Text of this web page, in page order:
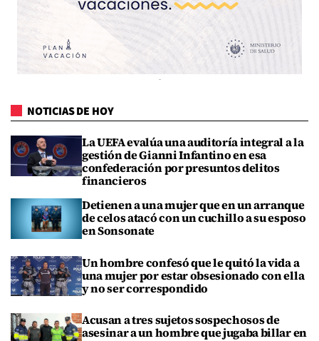
NOTICIAS DE HOY
La UEFA evalúa una auditoría integral a la
gestión de Gianni Infantino en esa
confederación por presuntos delitos
financieros
Detienen a una mujer que en un arranque
de celos atacó con un cuchillo a su esposo
en Sonsonate
Un hombre confesó que le quitó la vida a
una mujer por estar obsesionado con ella
y no ser correspondido
Acusan a tres sujetos sospechosos de
asesinar a un hombre que jugaba billar en